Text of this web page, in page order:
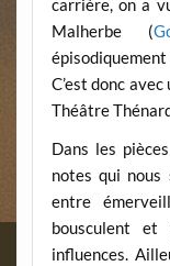
carrière, on a
Malherbe (
C’est donc
Théâtre
Dans les
notes qui nous
entre
bousculent et
influences.